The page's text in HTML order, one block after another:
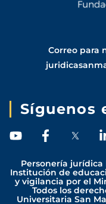
Correo para
Síguenos
Y
u
t
u
b
F
c
e
b
o
Personería jurídica
Institución de
y vigilancia por el
Todos los
Universitaria San